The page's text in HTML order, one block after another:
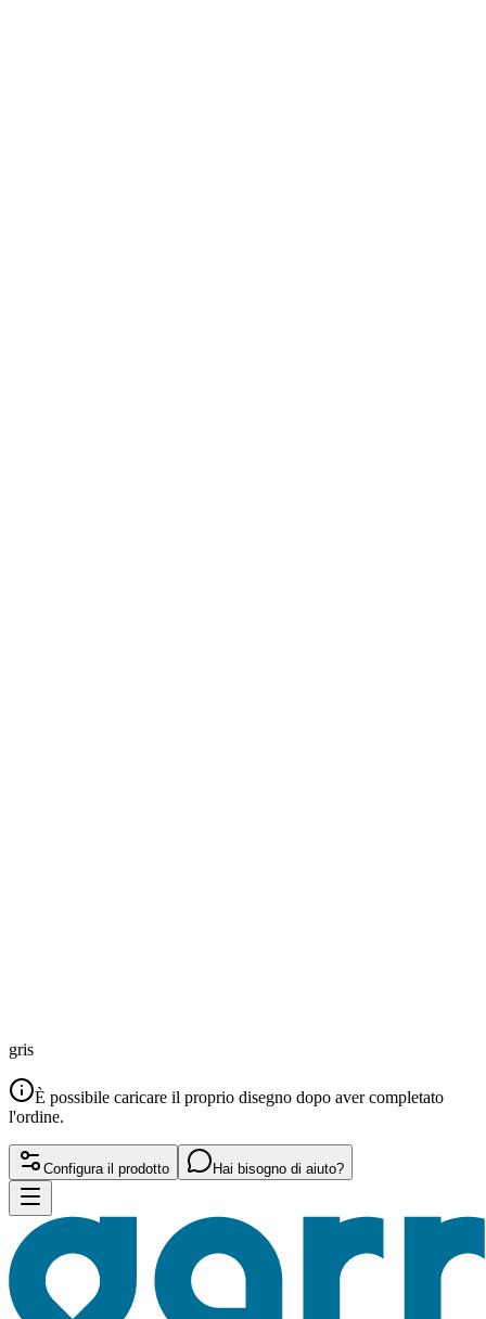
gris
È possibile caricare il proprio disegno dopo aver completato
l'ordine.
Configura il prodotto Hai bisogno di aiuto?